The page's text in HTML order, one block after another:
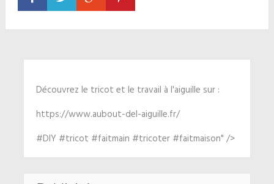
Découvrez le tricot et le travail à l'aiguille sur :
https://www.aubout-del-aiguille.fr/
#DIY #tricot #faitmain #tricoter #faitmaison" />